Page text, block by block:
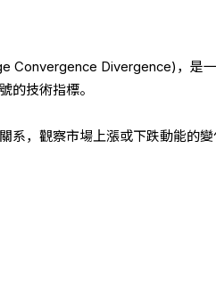
Convergence Divergence)，是
的技術指標。
系，觀察市場上漲或下跌動能的